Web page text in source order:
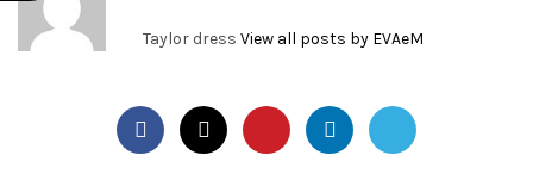
Taylor dress View all posts by EVAeM